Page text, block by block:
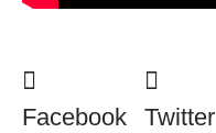
Facebook Twitter